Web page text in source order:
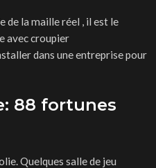
de la maille réel , il est le
avec croupier
dans une entreprise pour
88 fortunes
Quelques salle de jeu